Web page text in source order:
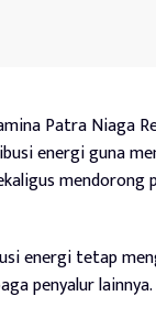
Patra Niaga
energi guna
energi tetap
penyalur lainnya.